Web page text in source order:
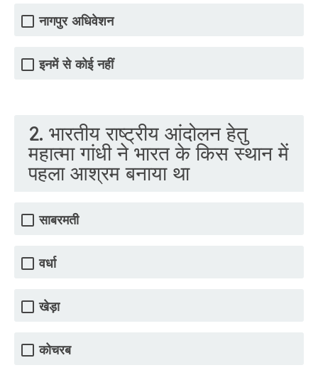
नागपुर अधिवेशन
इनमें से कोई नहीं
2. भारतीय राष्ट्रीय आंदोलन हेतु
महात्मा गांधी ने भारत के किस स्थान में
पहला आश्रम बनाया था
साबरमती
वर्धा
खेड़ा
कोचरब